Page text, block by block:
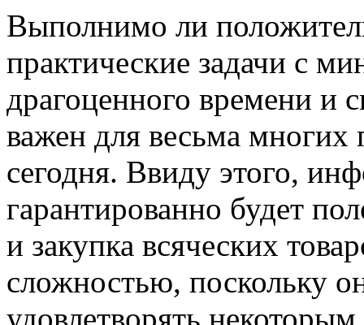
Выполнимо ли
практические задачи с
драгоценного времени и
важен для весьма
сегодня. Ввиду этого,
гарантированно будет
и закупка всяческих
сложностью, поскольку
удовлетворять